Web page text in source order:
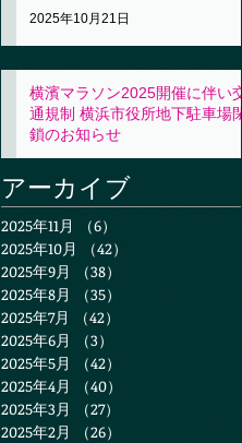
2025年10月21日
横濱マラソン2025開催に伴い交
通規制 横浜市役所地下駐車場閉
鎖のお知らせ
アーカイブ
2025年11月 （6）
2025年10月
（42）
2025年9月
（38）
2025年8月
（35）
2025年7月
（42）
2025年6月
（3）
2025年5月
（42）
2025年4月
（40）
2025年3月
（27）
2025年2月
（26）